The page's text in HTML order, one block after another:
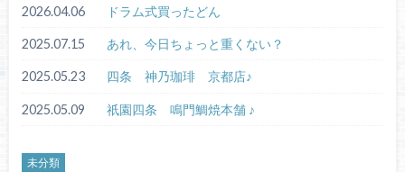
2026.04.06 ドラム式買ったどん
2025.07.15 あれ、今日ちょっと重くない？
2025.05.23 四条 神乃珈琲 京都店♪
2025.05.09 祇園四条 鳴門鯛焼本舗 ♪
未分類